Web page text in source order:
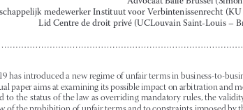
Sander Van Loock
Advocaat Balie Brussel (Simont Braun)
Wetenschappelijk medewerker Instituut voor Verbintenissenrecht (KU Leuven)
April 2019 has introduced a new regime of unfair terms in business-to-business rela -
bilingual paper aims at examining its possible impact on arbitration and mediation.
be paid to the status of the law as overriding mandatory rules, the validity of arbi-
in view of the prohibition of unfair terms and to constraints imposed by the law to
of the mediator.